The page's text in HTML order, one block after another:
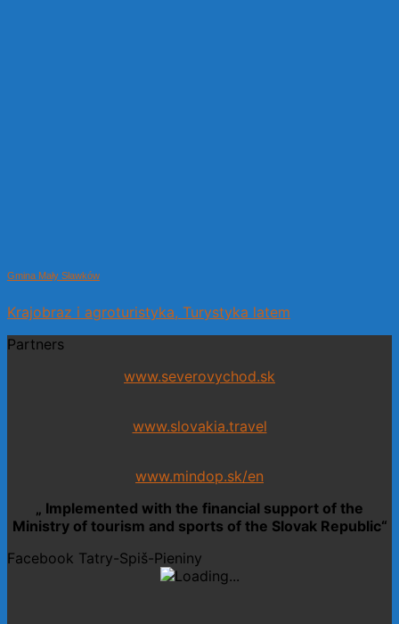
Gmina Mały Sławków
Krajobraz i agroturistyka, Turystyka latem
Partners
www.severovychod.sk
www.slovakia.travel
www.mindop.sk/en
„ Implemented with the financial support of the
Ministry of tourism and sports of the Slovak Republic“
Facebook Tatry-Spiš-Pieniny